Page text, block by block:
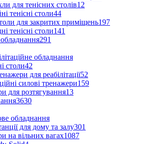
для тенісних столів12
тенісні столи44
для закритих приміщень197
тенісні столи141
обладнання291
обладнання
столи42
для реабілітації52
силові тренажери159
для розтягування13
3630
обладнання
для дому та залу301
на вільних вагах1087